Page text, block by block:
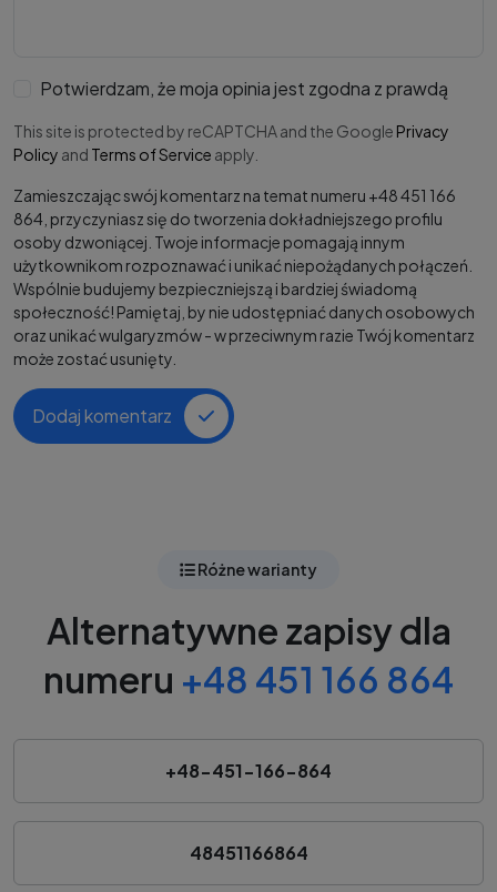
Potwierdzam, że moja opinia jest zgodna z prawdą
This site is protected by reCAPTCHA and the Google Privacy
Policy and Terms of Service apply.
Zamieszczając swój komentarz na temat numeru +48 451 166
864, przyczyniasz się do tworzenia dokładniejszego profilu
osoby dzwoniącej. Twoje informacje pomagają innym
użytkownikom rozpoznawać i unikać niepożądanych połączeń.
Wspólnie budujemy bezpieczniejszą i bardziej świadomą
społeczność! Pamiętaj, by nie udostępniać danych osobowych
oraz unikać wulgaryzmów - w przeciwnym razie Twój komentarz
może zostać usunięty.
Dodaj komentarz
Różne warianty
Alternatywne zapisy dla
numeru +48 451 166 864
+48-451-166-864
48451166864